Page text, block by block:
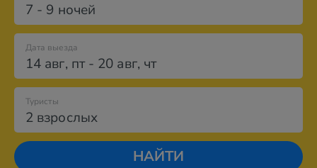
7 - 9 ночей
Дата выезда
14 авг, пт- 20 авг, чт
2 взрослых
Туристы
НАЙТИ